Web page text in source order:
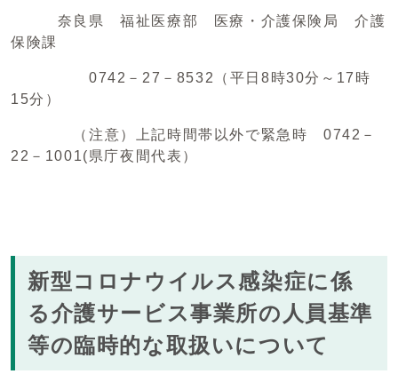
奈良県 福祉医療部 医療・介護保険局 介護
保険課
0742－27－8532（平日8時30分～17時
15分）
（注意）上記時間帯以外で緊急時 0742－
22－1001(県庁夜間代表）
新型コロナウイルス感染症に係
る介護サービス事業所の人員基準
等の臨時的な取扱いについて